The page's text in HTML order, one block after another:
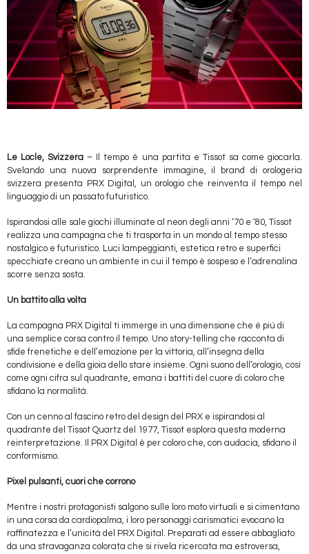
Le Locle, Svizzera – Il tempo è una partita e Tissot sa come giocarla.
Svelando una nuova sorprendente immagine, il brand di orologeria
svizzera presenta PRX Digital, un orologio che reinventa il tempo nel
linguaggio di un passato futuristico.
Ispirandosi alle sale giochi illuminate al neon degli anni ‘70 e ‘80, Tissot
realizza una campagna che ti trasporta in un mondo al tempo stesso
nostalgico e futuristico. Luci lampeggianti, estetica retro e superfici
specchiate creano un ambiente in cui il tempo è sospeso e l’adrenalina
scorre senza sosta.
Un battito alla volta
La campagna PRX Digital ti immerge in una dimensione che è più di
una semplice corsa contro il tempo. Uno story-telling che racconta di
sfide frenetiche e dell’emozione per la vittoria, all’insegna della
condivisione e della gioia dello stare insieme. Ogni suono dell’orologio, così
come ogni cifra sul quadrante, emana i battiti del cuore di coloro che
sfidano la normalità.
Con un cenno al fascino retro del design del PRX e ispirandosi al
quadrante del Tissot Quartz del 1977, Tissot esplora questa moderna
reinterpretazione. Il PRX Digital è per coloro che, con audacia, sfidano il
conformismo.
Pixel pulsanti, cuori che corrono
Mentre i nostri protagonisti salgono sulle loro moto virtuali e si cimentano
in una corsa da cardiopalma, i loro personaggi carismatici evocano la
raffinatezza e l’unicità del PRX Digital. Preparati ad essere abbagliato
da una stravaganza colorata che si rivela ricercata ma estroversa,